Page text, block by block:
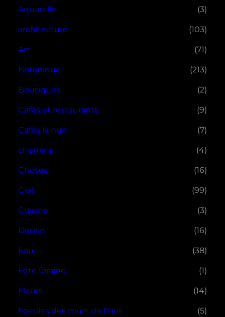
Aquarelle (3)
architecture (103)
Art (71)
Botanique (213)
Boutiques (2)
Cafés et restaurants (9)
Cafés la nuit (7)
chemins (4)
Choses (16)
Ciel (99)
Cuisine (3)
Dessin (16)
Eau (38)
Fête foraine (1)
Fleurs (14)
Fossiles des murs de Paris (5)